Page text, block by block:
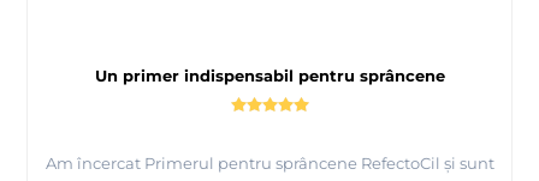
Un primer indispensabil pentru sprâncene
Am încercat Primerul pentru sprâncene RefectoCil și sunt